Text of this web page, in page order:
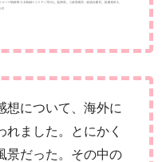
想について、海外に
れました。とにかく
景だった。その中の